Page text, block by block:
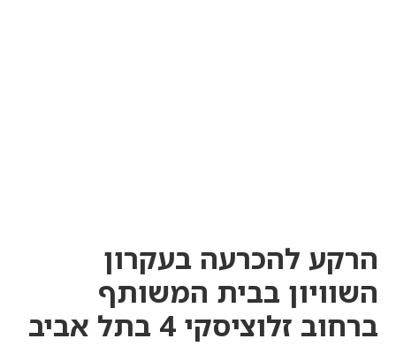
הרקע להכרעה בעקרון
השוויון בבית המשותף
ברחוב זלוציסקי 4 בתל אביב